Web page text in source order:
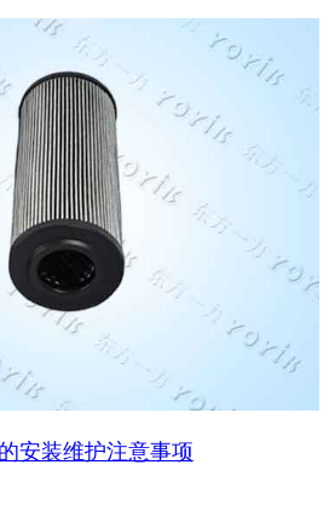
安装维护注意事项